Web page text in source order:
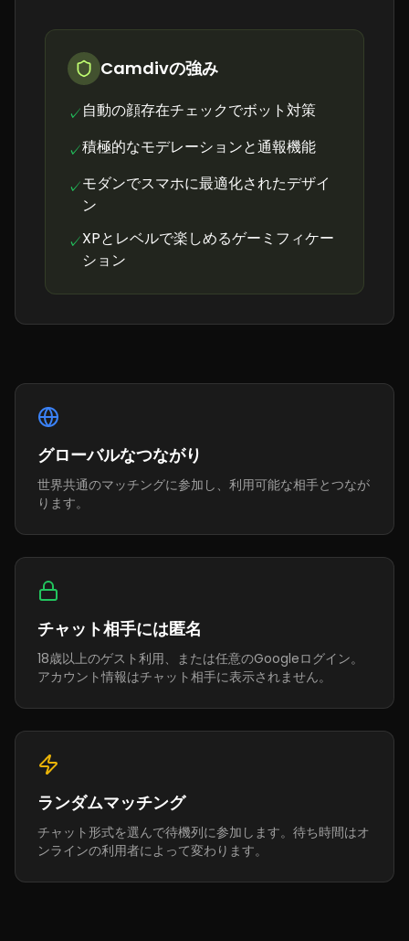
Camdivの強み
✓自動の顔存在チェックでボット対策
✓積極的なモデレーションと通報機能
✓モダンでスマホに最適化されたデザイ
ン
✓XPとレベルで楽しめるゲーミフィケー
ション
グローバルなつながり
世界共通のマッチングに参加し、利用可能な相手とつなが
ります。
チャット相手には匿名
18歳以上のゲスト利用、または任意のGoogleログイン。
アカウント情報はチャット相手に表示されません。
ランダムマッチング
チャット形式を選んで待機列に参加します。待ち時間はオ
ンラインの利用者によって変わります。